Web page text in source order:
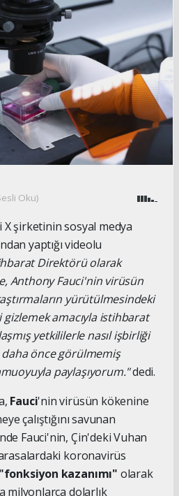
Oku)
şirketinin sosyal medya
yaptığı videolu
Direktörü olarak
Anthony Fauci'nin virüsün
yürütülmesindeki
amacıyla istihbarat
yetkililerle nasıl işbirliği
daha önce görülmemiş
paylaşıyorum."dedi.
Fauci'nin virüsün kökenine
çalıştığını savunan
Fauci'nin, Çin'deki Vuhan
koronavirüs
"fonksiyon kazanımı" olarak
milyonlarca dolarlık